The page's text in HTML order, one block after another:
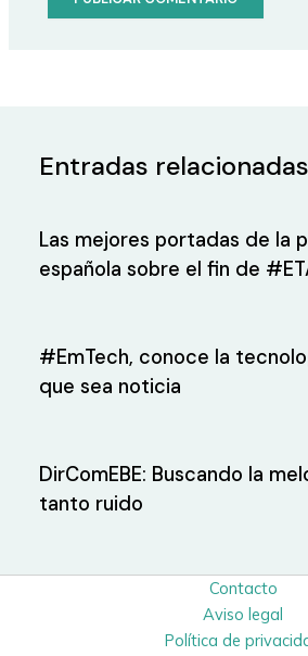
Entradas relacionadas
Las mejores portadas de la
española sobre el fin de
#EmTech, conoce la
que sea noticia
DirComEBE: Buscando la
tanto ruido
Contacto
Aviso legal
Política de